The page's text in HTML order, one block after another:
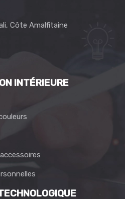
Côte Amalfitaine
INTÉRIEURE